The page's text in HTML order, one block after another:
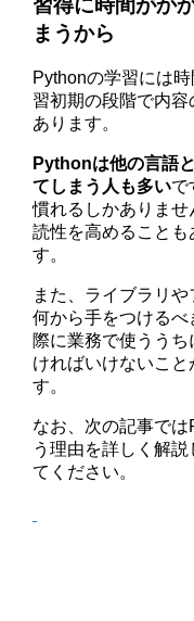
まうから
Pythonの学習には
習初期の段階で内
あります。
Pythonは他の言語
てしまう人も多いで
慣れるしかありま
読性を高めることも
す。
また、ライブラリや
何から手をつける
際に業務で使うう
ければいけないこ
す。
なお、次の記事で
う理由を詳しく解
てください。